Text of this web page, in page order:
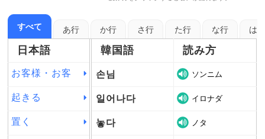
すべて あ行 か行 さ行 た行 な行 は
日本語 韓国語 読み方
お客様・お客 손님 ソンニム
起きる 일어나다 イロナダ
置く 놓다 ノタ